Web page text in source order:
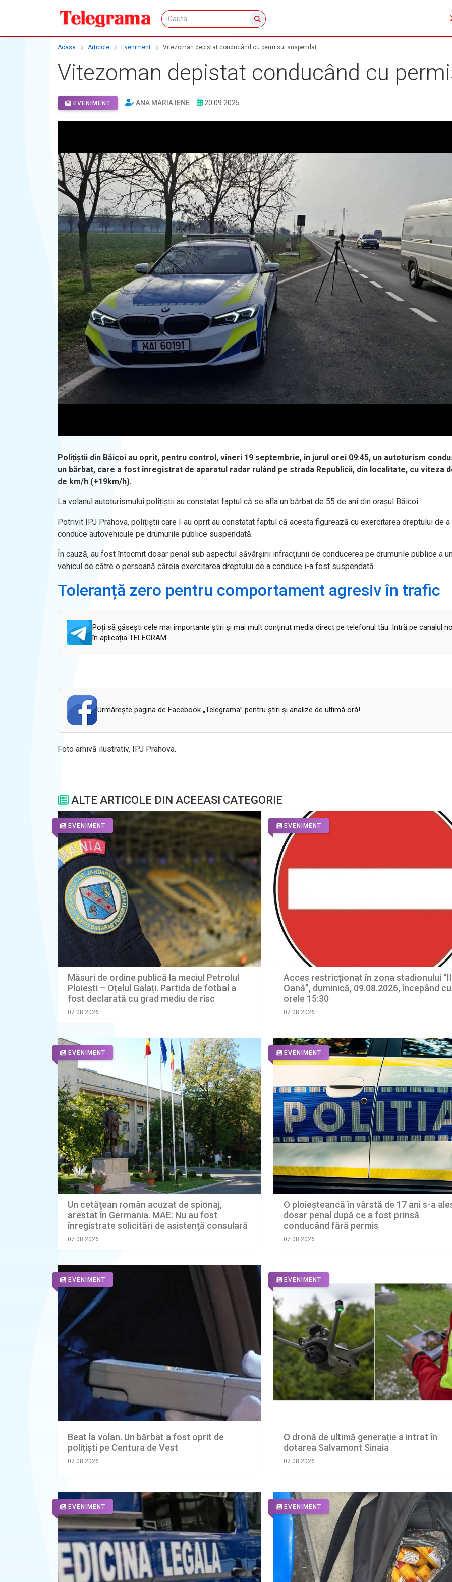
Acasa Articole Eveniment Vitezoman depistat conducând cu permisul suspendat
Vitezoman depistat conducând cu
EVENIMENT ANA MARIA IENE 20.09.2025
Polițiștii din Băicoi au oprit, pentru control, vineri 19 septembrie, în jurul orei 09:45, un autoturism
un bărbat, care a fost înregistrat de aparatul radar rulând pe strada Republicii, din localitate, cu viteza
de km/h (+19km/h).
La volanul autoturismului polițiștii au constatat faptul că se afla un bărbat de 55 de ani din orașul Băicoi.
Potrivit IPJ Prahova, polițiștii care l-au oprit au constatat faptul că acesta figurează cu exercitarea dreptului de a
conduce autovehicule pe drumurile publice suspendată.
În cauză, au fost întocmit dosar penal sub aspectul săvârșirii infracțiunii de conducerea pe drumurile publice a
vehicul de către o persoană căreia exercitarea dreptului de a conduce i-a fost suspendată.
Toleranță zero pentru comportament agresiv în trafic
Poți să găsești cele mai importante știri și mai mult conținut media direct pe telefonul tău. Intră pe canalul
în aplicația TELEGRAM
Urmăreşte pagina de Facebook „Telegrama” pentru ştiri şi analize de ultimă oră!
Foto arhivă ilustrativ, IPJ Prahova.
ALTE ARTICOLE DIN ACEEASI CATEGORIE
EVENIMENT
Măsuri de ordine publică la meciul Petrolul
Ploiești – Oțelul Galați. Partida de fotbal a
fost declarată cu grad mediu de risc
07.08.2026
EVENIMENT
Acces restricționat în zona stadionului
Oană”, duminică, 09.08.2026, începând cu
orele 15:30
07.08.2026
EVENIMENT
Un cetăţean român acuzat de spionaj,
arestat în Germania. MAE: Nu au fost
înregistrate solicitări de asistenţă consulară
07.08.2026
EVENIMENT
O ploieșteancă în vârstă de 17 ani s-a
dosar penal după ce a fost prinsă
conducând fără permis
07.08.2026
EVENIMENT
Beat la volan. Un bărbat a fost oprit de
polițiști pe Centura de Vest
07.08.2026
EVENIMENT
O dronă de ultimă generație a intrat în
dotarea Salvamont Sinaia
07.08.2026
EVENIMENT EVENIMENT